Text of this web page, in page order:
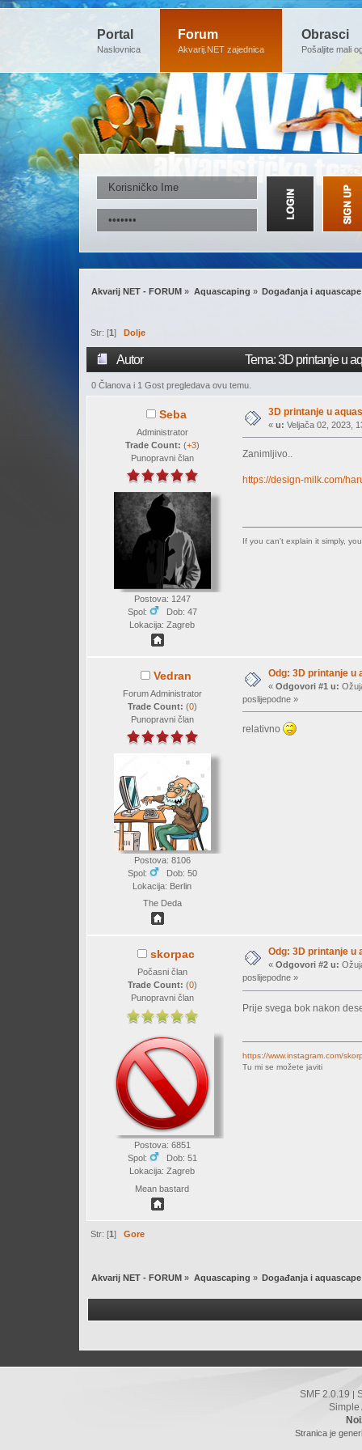
Portal
Naslovnica
Forum
Akvarij.NET zajednica
Obrasci
Pošaljite mali
Akvarij NET - FORUM » Aquascaping » Događanja i
Str: [1] Dolje
Autor Tema: 3D printanje u
0 Članova i 1 Gost pregledava ovu temu.
Seba
Administrator
Trade Count: (+3)
Punopravni član
Postova: 1247
Spol:
Dob: 47
Lokacija: Zagreb
3D printanje u
« u: Veljača 02, 2023,
Zanimljivo..
https://design-milk.com/
If you can't explain it simply,
Vedran
Forum Administrator
Trade Count: (0)
Punopravni član
Postova: 8106
Spol:
Dob: 50
Lokacija: Berlin
The Deda
Odg: 3D printanje u
« Odgovori #1 u:
poslijepodne »
relativno
skorpac
Počasni član
Trade Count: (0)
Punopravni član
Postova: 6851
Spol:
Dob: 51
Lokacija: Zagreb
Mean bastard
Odg: 3D printanje u
« Odgovori #2 u:
poslijepodne »
Prije svega bok nakon
https://www.instagram.com/
Tu mi se možete javiti
Str: [1]Gore
Akvarij NET - FORUM » Aquascaping » Događanja i
SMF 2.0.19 |
Simple
Stranica je